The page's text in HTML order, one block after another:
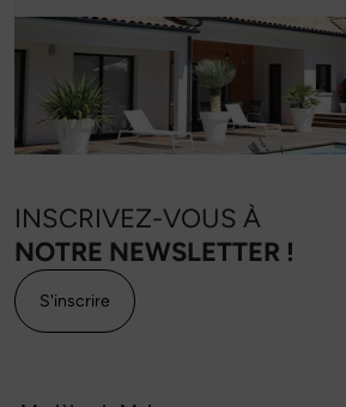
INSCRIVEZ-VOUS À
NOTRE NEWSLETTER !
S'inscrire